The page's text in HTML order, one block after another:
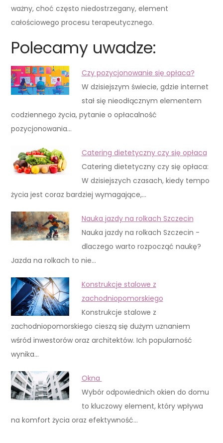
ważny, choć często niedostrzegany, element
całościowego procesu terapeutycznego.
Polecamy uwadze:
Czy pozycjonowanie się opłaca?
W dzisiejszym świecie, gdzie internet
stał się nieodłącznym elementem
codziennego życia, pytanie o opłacalność
pozycjonowania…
Catering dietetyczny czy się opłaca
Catering dietetyczny czy się opłaca:
W dzisiejszych czasach, kiedy tempo
życia jest coraz bardziej wymagające,…
Nauka jazdy na rolkach Szczecin
Nauka jazdy na rolkach Szczecin -
dlaczego warto rozpocząć naukę?
Jazda na rolkach to nie…
Konstrukcje stalowe z
zachodniopomorskiego
Konstrukcje stalowe z
zachodniopomorskiego cieszą się dużym uznaniem
wśród inwestorów oraz architektów. Ich popularność
wynika…
Okna
Wybór odpowiednich okien do domu
to kluczowy element, który wpływa
na komfort życia oraz efektywność…